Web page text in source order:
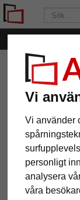
Vi
Vi använder
personligt
analysera
våra
AllaRamar.se
12 Artiklar
Grid